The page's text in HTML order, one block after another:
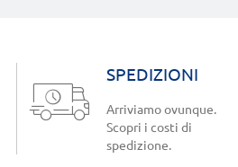
SPEDIZIONI
Arriviamo ovunque.
Scopri i costi di
spedizione.